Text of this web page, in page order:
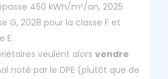
450 kWh/m²/an, 2025
G, 2028 pour la classe F et
E.
veulent alors vendre
noté par le DPE (plutôt que de